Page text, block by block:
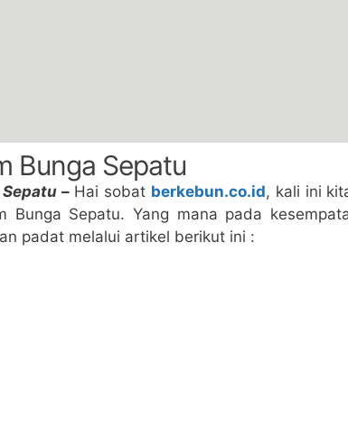
Bunga Sepatu
– Hai sobat berkebun.co.id, kali ini
Bunga Sepatu. Yang mana pada
padat melalui artikel berikut ini :